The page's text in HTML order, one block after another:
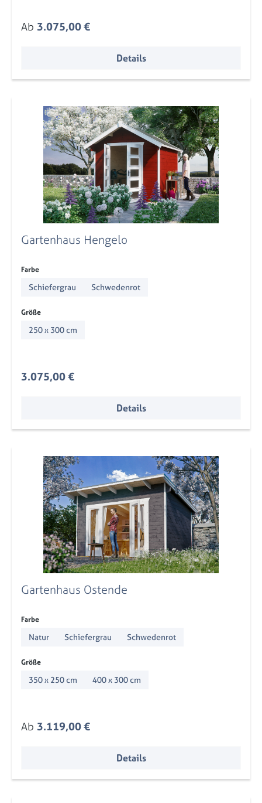
Regulärer Preis:
Ab 3.075,00 €
Details
Gartenhaus Hengelo
Farbeauswählen
Schiefergrau Schwedenrot
Größeauswählen
250 x 300 cm
Regulärer Preis:
3.075,00 €
Details
Gartenhaus Ostende
Farbeauswählen
Natur Schiefergrau Schwedenrot
Größeauswählen
350 x 250 cm 400 x 300 cm
Regulärer Preis:
Ab 3.119,00 €
Details